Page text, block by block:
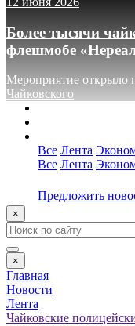
Более тысячи
флешмобе
Мероприятие открыло
Чайковского
Все Лента
Все Лента
Предложить
×
×
Главная
Новости
Лента
Чайковские